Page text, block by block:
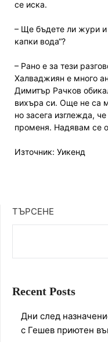
се иска.
– Ще бъдете ли жури и
капки вода“?
– Рано е за тези
Халваджиян е много
Димитър Рачков
вихъра си. Още не са
но засега изглежда,
променя. Надявам се
Източник: Уикенд
ТЪРСЕНЕ
Recent Posts
Дни след
с Гешев приютен